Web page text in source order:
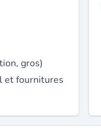
gros)
et fournitures